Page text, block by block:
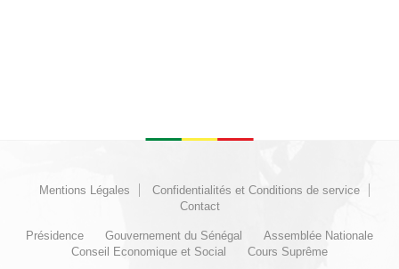
Mentions Légales
Confidentialités et Conditions de service
Contact
Présidence Gouvernement du Sénégal
Assemblée Nationale
Conseil Economique et Social
Cours Suprême